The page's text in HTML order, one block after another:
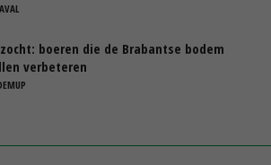
boeren die de Brabantse bodem
verbeteren